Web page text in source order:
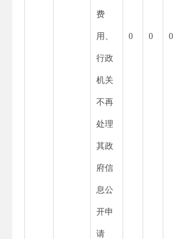
费
用、
行政
机关
不再
处理
其政
府信
息公
开申
请
0 0 0